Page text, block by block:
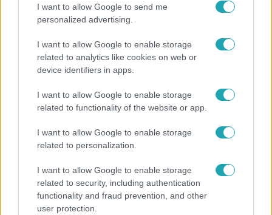
I want to allow Google to send me
personalized advertising.
I want to allow Google to enable storage
related to analytics like cookies on web or
device identifiers in apps.
I want to allow Google to enable storage
related to functionality of the website or app.
I want to allow Google to enable storage
related to personalization.
I want to allow Google to enable storage
related to security, including authentication
functionality and fraud prevention, and other
user protection.
"Hatalmas viharban" - így zajlott Hegyi Barbara
és Zorán első randija